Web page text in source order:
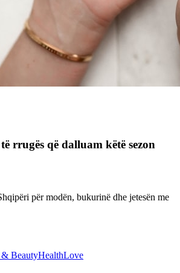
rrugës që dalluam këtë sezon
për modën, bukurinë dhe jetesën me
& BeautyHealthLove